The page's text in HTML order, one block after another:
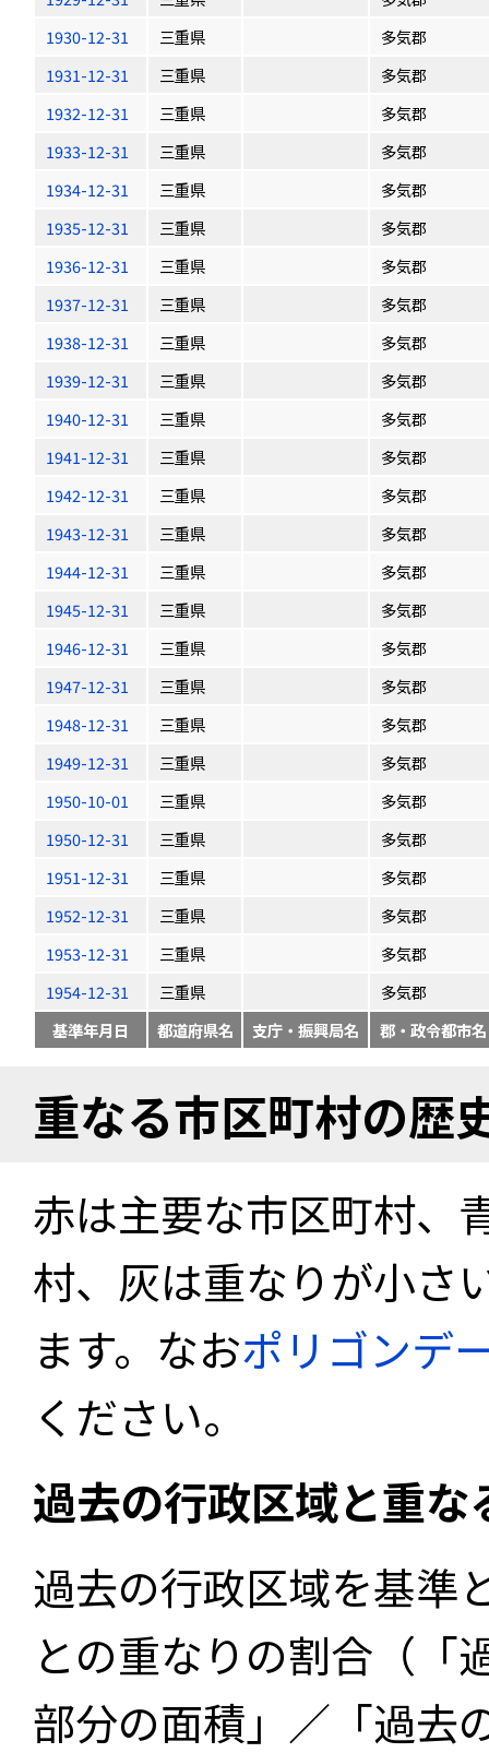
1930-12-31
三重県
多気郡
1931-12-31
三重県
多気郡
1932-12-31
三重県
多気郡
1933-12-31
三重県
多気郡
1934-12-31
三重県
多気郡
1935-12-31
三重県
多気郡
1936-12-31
三重県
多気郡
1937-12-31
三重県
多気郡
1938-12-31
三重県
多気郡
1939-12-31
三重県
多気郡
1940-12-31
三重県
多気郡
1941-12-31
三重県
多気郡
1942-12-31
三重県
多気郡
1943-12-31
三重県
多気郡
1944-12-31
三重県
多気郡
1945-12-31
三重県
多気郡
1946-12-31
三重県
多気郡
1947-12-31
三重県
多気郡
1948-12-31
三重県
多気郡
1949-12-31
三重県
多気郡
1950-10-01
三重県
多気郡
1950-12-31
三重県
多気郡
1951-12-31
三重県
多気郡
1952-12-31
三重県
多気郡
1953-12-31
三重県
多気郡
1954-12-31
三重県
多気郡
基準年月日
都道府県名 支庁・振興局名 郡・政令都市名
重なる市区町村の歴
赤は主要な市区町村、
村、灰は重なりが小さ
ます。なおポリゴンデ
ください。
過去の行政区域と重
過去の行政区域を基準
との重なりの割合（「
部分の面積」／「過去